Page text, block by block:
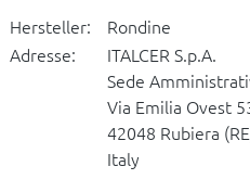
Hersteller:
Rondine
Adresse:
ITALCER S.p.A.
Sede
Via Emilia Ovest
42048 Rubiera
Italy